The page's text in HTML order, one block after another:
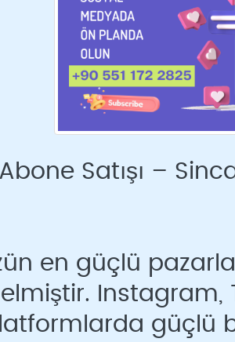
Satışı –
en güçlü
Instagram,
güçlü